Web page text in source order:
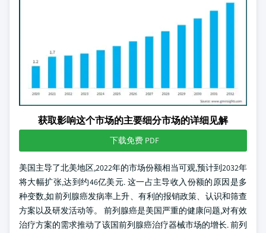
获取影响这个市场的主要细分市场的详细见解
下载免费 PDF
美国主导了北美地区,2022年的市场份额相当可观,预计到2032年
将大幅扩张,达到约46亿美元. 这一占主导收入份额的原因是多
种变数,如前列腺癌发病率上升、有利的报销政策、认识和筛查
方案以及研发活动等。 前列腺癌是美国严重的健康问题,对有效
治疗方案的需求推动了该国前列腺癌治疗器械市场的增长. 前列